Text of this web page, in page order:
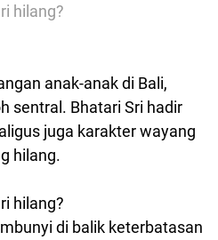
hilang?
anak-anak di Bali,
sentral. Bhatari Sri hadir
juga karakter wayang
hilang.
hilang?
di balik keterbatasan